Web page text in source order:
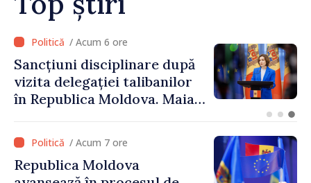
modernizată”
/ Acum 5 ore
Adunarea Populară a
Găgăuziei trebuie să aibă un
mandat deplin. Președinta
libere și corecte””
/ Acum 7 ore
Republica Moldova